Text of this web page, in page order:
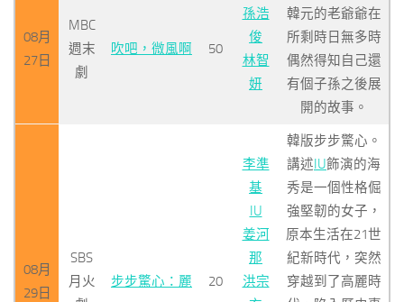
08月
27日
MBC
週末
劇
吹吧，微風啊 50
孫浩
俊
林智
妍
韓元的老爺爺在
所剩時日無多時
偶然得知自己還
有個子孫之後展
開的故事。
08月
29日
SBS
月火
步步驚心：麗 20
李準
基
IU
姜河
那
洪宗
韓版步步驚心。
講述IU飾演的海
秀是一個性格倔
強堅韌的女子，
原本生活在21世
紀新時代，突然
穿越到了高麗時